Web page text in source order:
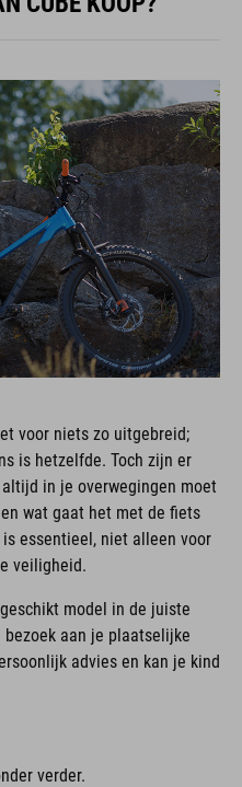
voor niets zo uitgebreid;
is hetzelfde. Toch zijn er
in je overwegingen moet
wat gaat het met de fiets
essentieel, niet alleen voor
veiligheid.
model in de juiste
aan je plaatselijke
advies en kan je kind
verder.